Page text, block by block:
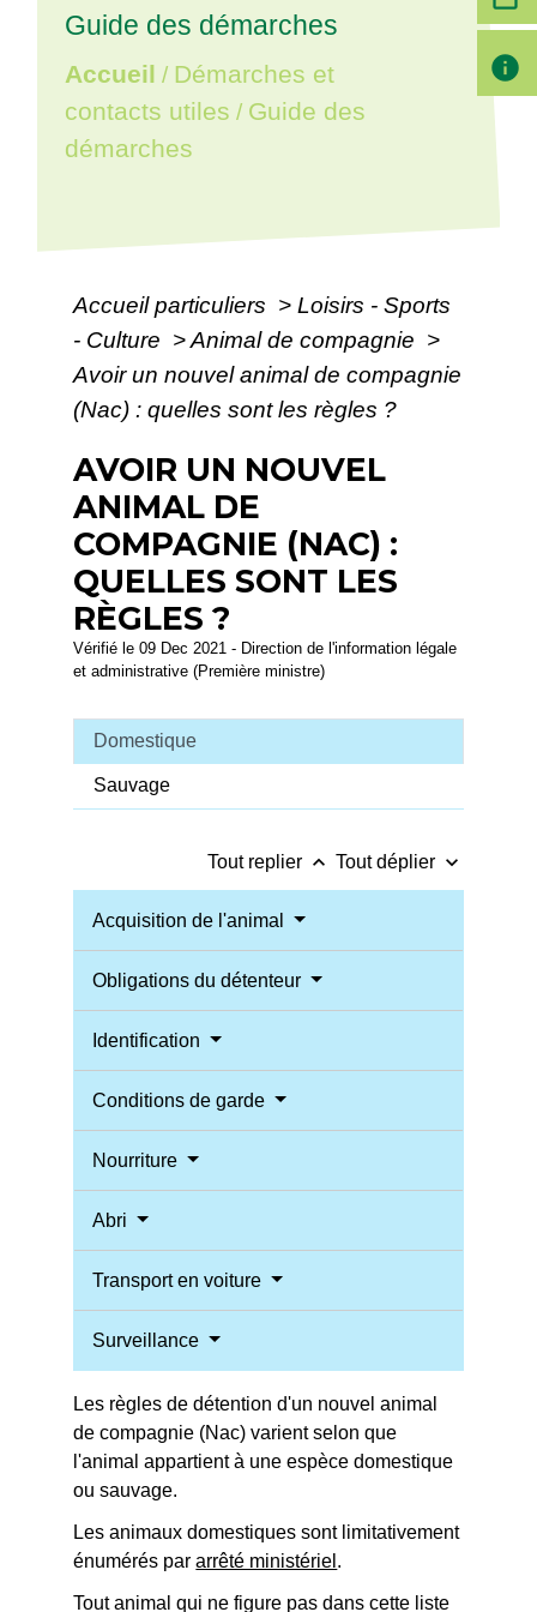
Guide des démarches
Accueil / Démarches et
contacts utiles / Guide des
démarches
Accueil particuliers > Loisirs - Sports
- Culture >Animal de compagnie >
Avoir un nouvel animal de compagnie
(Nac) : quelles sont les règles ?
AVOIR UN NOUVEL
ANIMAL DE
COMPAGNIE (NAC) :
QUELLES SONT LES
RÈGLES ?
Vérifié le 09 Dec 2021 - Direction de l'information légale
et administrative (Première ministre)
Domestique
Sauvage
Tout replier keyboard_arrow_up Tout déplier keyboard_arrow_down
Acquisition de l'animal
Obligations du détenteur
Identification
Conditions de garde
Nourriture
Abri
Transport en voiture
Surveillance
Les règles de détention d'un nouvel animal
de compagnie (Nac) varient selon que
l'animal appartient à une espèce domestique
ou sauvage.
Les animaux domestiques sont limitativement
énumérés pararrêté ministériel .
Tout animal qui ne figure pas dans cette liste
info